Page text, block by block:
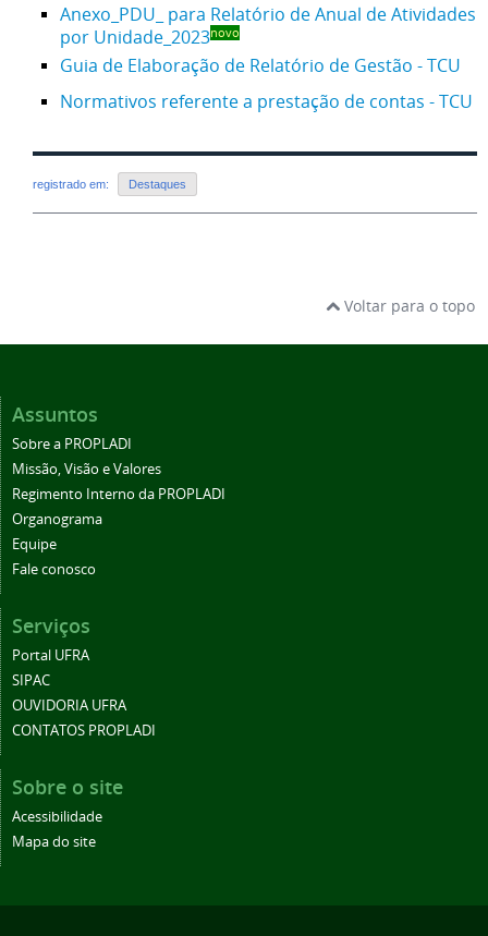
Anexo_PDU_ para Relatório de Anual de Atividades
por Unidade_2023novo
Guia de Elaboração de Relatório de Gestão - TCU
Normativos referente a prestação de contas - TCU
registrado em: Destaques
Voltar para o topo
Assuntos
Sobre a PROPLADI
Missão, Visão e Valores
Regimento Interno da PROPLADI
Organograma
Equipe
Fale conosco
Serviços
Portal UFRA
SIPAC
OUVIDORIA UFRA
CONTATOS PROPLADI
Sobre o site
Acessibilidade
Mapa do site